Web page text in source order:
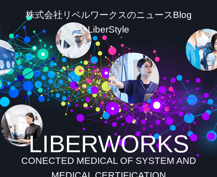
株式会社リベルワークスのニュースBlog
LiberStyle
LIBERWORKS
CONECTED MEDICAL OF SYSTEM AND